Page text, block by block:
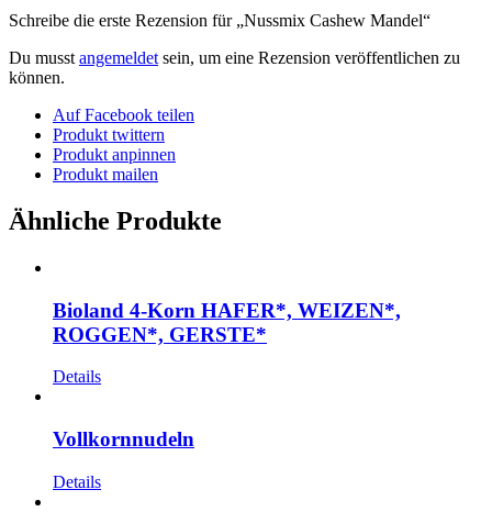
Schreibe die erste Rezension für „Nussmix Cashew Mandel“
Du musst angemeldet sein, um eine Rezension veröffentlichen zu
können.
Auf Facebook teilen
Produkt twittern
Produkt anpinnen
Produkt mailen
Ähnliche Produkte
Bioland 4-Korn HAFER*, WEIZEN*,
ROGGEN*, GERSTE*
Details
Vollkornnudeln
Details